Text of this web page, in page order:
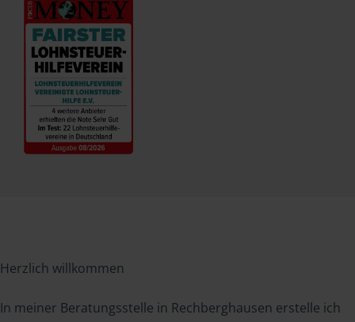
Herzlich willkommen
In meiner Beratungsstelle in Rechberghausen erstelle ich